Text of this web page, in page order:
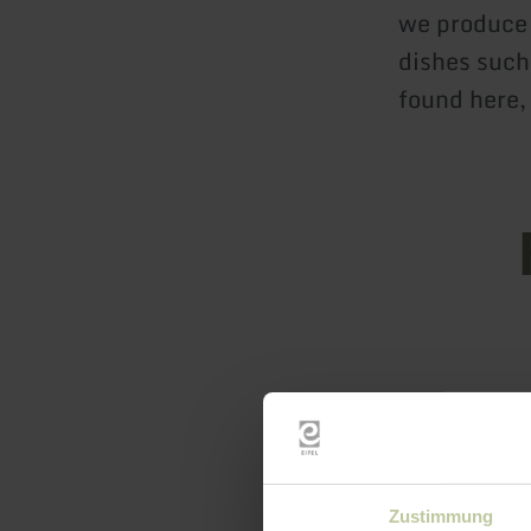
Zustimmung
we
dishes
found